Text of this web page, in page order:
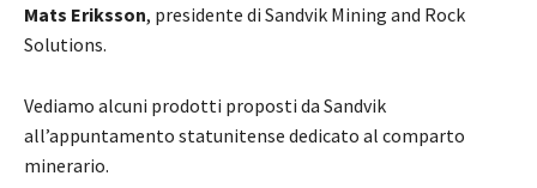
Mats Eriksson, presidente di Sandvik Mining and Rock
Solutions.
Vediamo alcuni prodotti proposti da Sandvik
all’appuntamento statunitense dedicato al comparto
minerario.